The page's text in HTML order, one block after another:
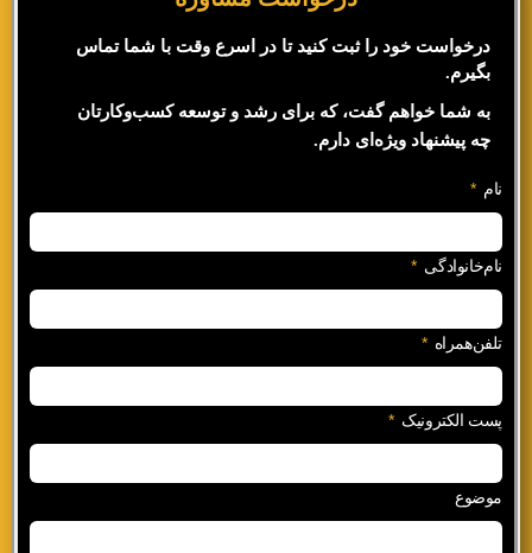
درخواست خود را ثبت کنید تا در اسرع وقت با شما تماس
بگیرم.
به شما خواهم گفت، که برای رشد و توسعه کسب‌وکارتان
چه پیشنهاد ویژه‌ای دارم.
نام
نام‌خانوادگی
تلفن‌همراه
پست الکترونیک
موضوع